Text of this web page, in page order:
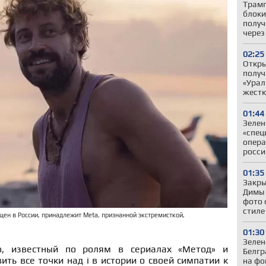
02:25
01:44
01:35
Димы
фото
01:30
на
в России, принадлежит Meta, признанной экстремисткой,
известный по ролям в сериалах «Метод» и
все точки над i в истории о своей симпатии к